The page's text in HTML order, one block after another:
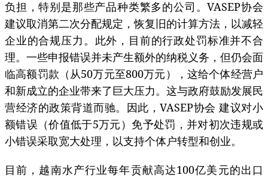
负担，特别是那些产品种类繁多的公司。VASEP协会
建议取消第二次分配规定，恢复旧的计算方法，以减轻
企业的合规压力。此外，目前的行政处罚标准并不合
理。一些申报错误并未产生额外的纳税义务，但仍会面
临高额罚款（从50万元至800万元），这给个体经营户
和新成立的企业带来了巨大压力。这与政府鼓励发展民
营经济的政策背道而驰。因此，VASEP协会 建议对小
额错误（价值低于5万元）免予处罚，并对初次违规或
小错误采取宽大处理，以支持个体户转型和创业。
目前，越南水产行业每年贡献高达100亿美元的出口